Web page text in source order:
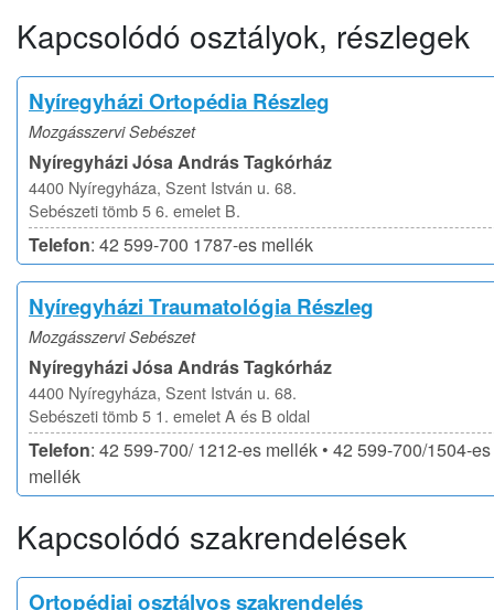
Kapcsolódó osztályok, részlegek
Nyíregyházi Ortopédia Részleg
Mozgásszervi Sebészet
Nyíregyházi Jósa András Tagkórház
4400 Nyíregyháza, Szent István u. 68.
Sebészeti tömb 5 6. emelet B.
Telefon: 42 599-700 1787-es mellék
Nyíregyházi Traumatológia Részleg
Mozgásszervi Sebészet
Nyíregyházi Jósa András Tagkórház
4400 Nyíregyháza, Szent István u. 68.
Sebészeti tömb 5 1. emelet A és B oldal
Telefon: 42 599-700/ 1212-es mellék • 42 599-700/1504-es
mellék
Kapcsolódó szakrendelések
Ortopédiai osztályos szakrendelés